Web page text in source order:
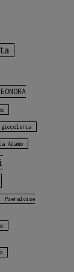
giocoleria
Adamo
Pieralvise